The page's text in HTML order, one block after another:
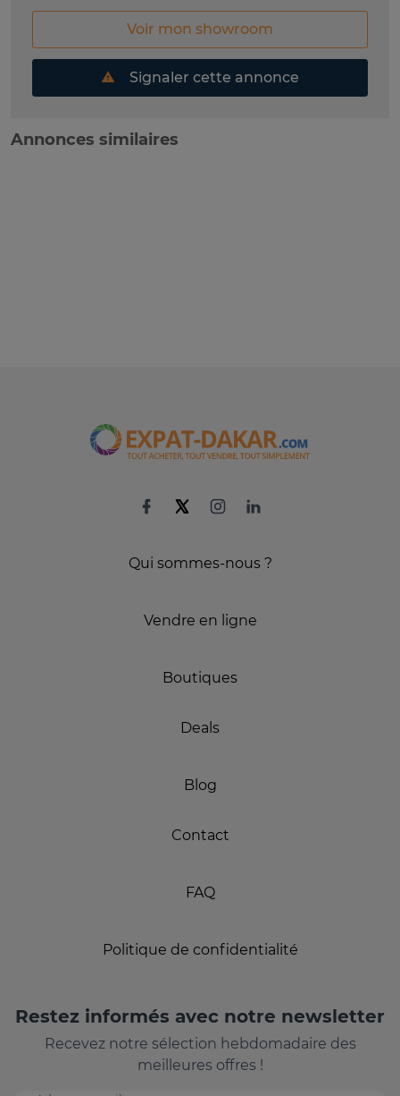
Voir mon showroom
Signaler cette annonce
Annonces similaires
Qui sommes-nous ?
Vendre en ligne
Boutiques
Deals
Blog
Contact
FAQ
Politique de confidentialité
Restez informés avec notre newsletter
Recevez notre sélection hebdomadaire des
meilleures offres !